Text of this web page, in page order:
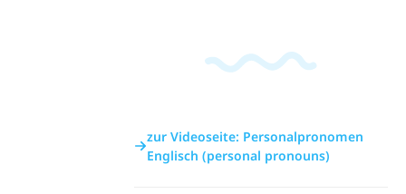
zur Videoseite: Personalpronomen
Englisch (personal pronouns)